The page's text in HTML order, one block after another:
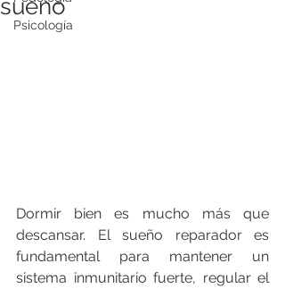
Psicología
sueño
Dormir bien es mucho más que
descansar. El sueño reparador es
fundamental para mantener un
sistema inmunitario fuerte, regular el